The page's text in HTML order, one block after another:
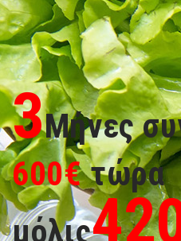
3Μήνες
600€τώρα
μόλις